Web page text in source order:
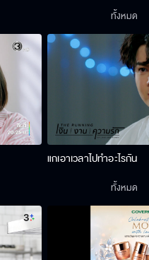
แกเอาเวลาไปทำอะไรกัน
ทั้งหมด
ทั้งหมด